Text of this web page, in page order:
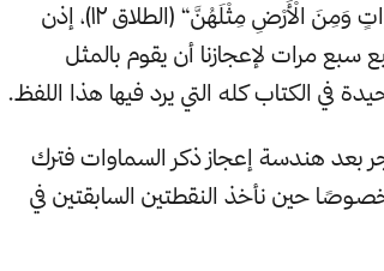
من الأرض كما السماء، ”اللَّهُ الَّذِي خَلَقَ سَبْعَ سَمَاوَاتٍ وَمِنَ الْأَرْضِ مِثْلَهُنَّ“ (الطلاق ١٢)، إذن
سبع مرات لإعجازنا أن يقوم بالمثل
في الكتاب كله التي يرد فيها هذا اللفظ.
بعد هندسة إعجاز ذكر السماوات فترك
حين نأخذ النقطتين السابقتين في